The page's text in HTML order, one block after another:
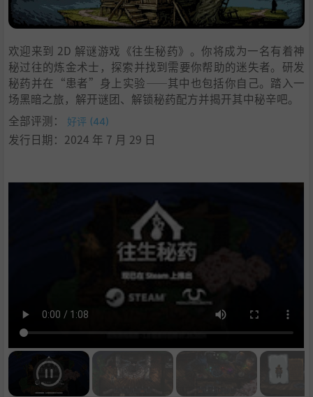
欢迎来到 2D 解谜游戏《往生秘药》。你将成为一名有着神
秘过往的炼金术士，探索并找到需要你帮助的迷失者。研发
秘药并在“患者”身上实验——其中也包括你自己。踏入一
场黑暗之旅，解开谜团、解锁秘药配方并揭开其中秘辛吧。
全部评测：
好评 (44)
发行日期：2024 年 7 月 29 日